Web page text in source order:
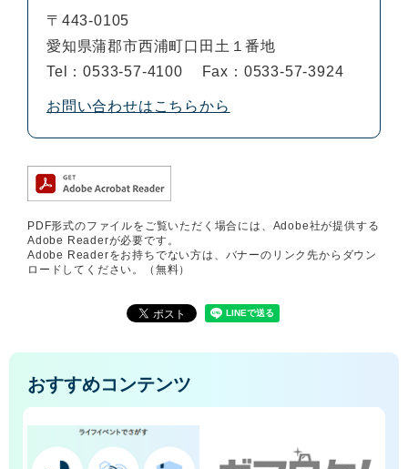
〒443-0105
愛知県蒲郡市西浦町口田土１番地
Tel：0533-57-4100
Fax：0533-57-3924
お問い合わせはこちらから
PDF形式のファイルをご覧いただく場合には、Adobe社が提供する
Adobe Readerが必要です。
Adobe Readerをお持ちでない方は、バナーのリンク先からダウン
ロードしてください。（無料）
おすすめコンテンツ